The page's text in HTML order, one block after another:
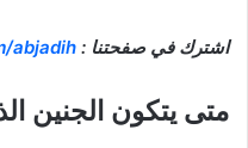
اشترك في صفحتنا : abjadih
متى يتكون الجنين